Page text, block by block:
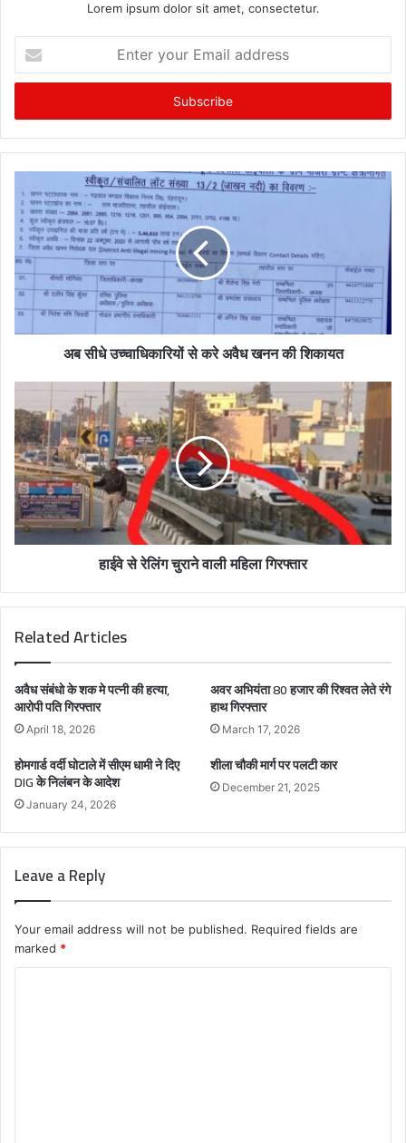
Lorem ipsum dolor sit amet, consectetur.
t
r
y
E
m
a
i
l
a
d
s
s
अब सीधे उच्चाधिकारियों से करे अवैध खनन की शिकायत
हाईवे से रेलिंग चुराने वाली महिला गिरफ्तार
Related Articles
अवैध संबंधो के शक मे पत्नी की हत्या,
आरोपी पति गिरफ्तार
April 18, 2026
अवर अभियंता 80 हजार की रिश्वत लेते रंगे
हाथ गिरफ्तार
March 17, 2026
होमगार्ड वर्दी घोटाले में सीएम धामी ने दिए
DIG के निलंबन के आदेश
January 24, 2026
शीला चौकी मार्ग पर पलटी कार
December 21, 2025
Leave a Reply
Your email address will not be published. Required fields are
marked *